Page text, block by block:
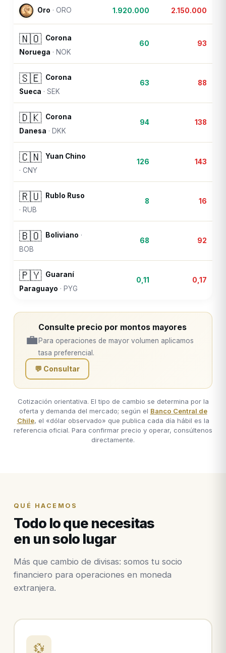
Oro ·ORO 1.920.000 2.150.000
🇳🇴 Corona
Noruega · NOK
60 93
🇸🇪 Corona
Sueca ·SEK
63 88
🇩🇰 Corona
Danesa · DKK
94 138
🇨🇳 Yuan Chino
·CNY
126 143
🇷🇺
Rublo Ruso
· RUB
8 16
🇧🇴 Boliviano ·
BOB
68 92
🇵🇾 Guaraní
Paraguayo · PYG
0,11 0,17
💼
Consulte precio por montos mayores
Para operaciones de mayor volumen aplicamos
tasa preferencial.
💬 Consultar
Cotización orientativa. El tipo de cambio se determina por la
oferta y demanda del mercado; según el Banco Central de
Chile, el «dólar observado» que publica cada día hábil es la
referencia oficial. Para confirmar precio y operar, consúltenos
directamente.
QUÉ HACEMOS
Todo lo que necesitas
en un solo lugar
Más que cambio de divisas: somos tu socio
financiero para operaciones en moneda
extranjera.
💱